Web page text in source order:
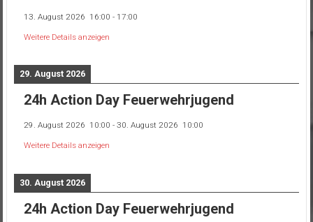
13. August 2026 16:00 - 17:00
Weitere Details anzeigen
29. August 2026
24h Action Day Feuerwehrjugend
29. August 2026 10:00 - 30. August 2026 10:00
Weitere Details anzeigen
30. August 2026
24h Action Day Feuerwehrjugend